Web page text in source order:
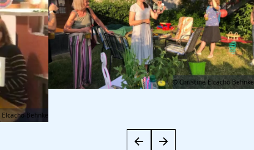
Behnke
© Christine Elcacho-Behnke